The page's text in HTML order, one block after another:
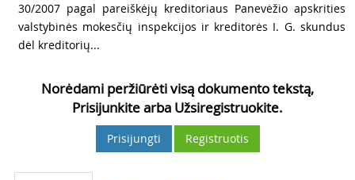
30/2007 pagal pareiškėjų kreditoriaus Panevėžio apskrities
valstybinės mokesčių inspekcijos ir kreditorės I. G. skundus
dėl kreditorių...
Norėdami peržiūrėti visą dokumento tekstą,
Prisijunkite arba Užsiregistruokite.
Prisijungti Registruotis